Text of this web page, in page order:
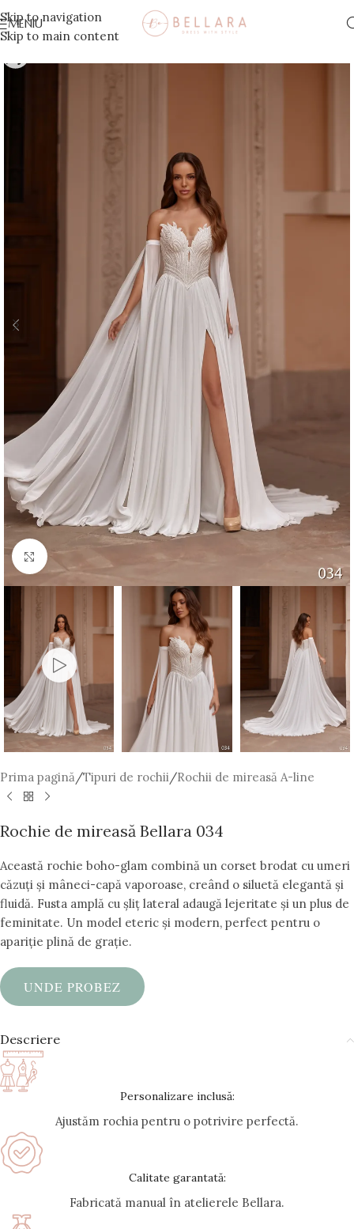
Skip to navigation
Skip to main content
MENIU
Faceți click pentru a mări
Prima pagină/Tipuri de rochii/Rochii de mireasă A-line
Rochie de mireasă Bellara 034
Această rochie boho-glam combină un corset brodat cu umeri
căzuți și mâneci-capă vaporoase, creând o siluetă elegantă și
fluidă. Fusta amplă cu șliț lateral adaugă lejeritate și un plus de
feminitate. Un model eteric și modern, perfect pentru o
apariție plină de grație.
UNDE PROBEZ
Descriere
Personalizare inclusă:
Ajustăm rochia pentru o potrivire perfectă.
Calitate garantată:
Fabricată manual în atelierele Bellara.